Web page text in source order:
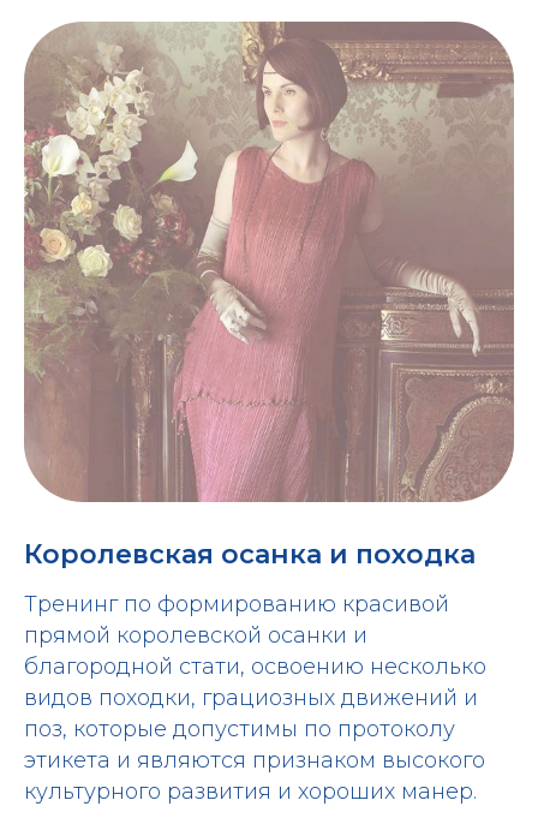
Королевская осанка и походка
Тренинг по формированию красивой
прямой королевской осанки и
благородной стати, освоению несколько
видов походки, грациозных движений и
поз, которые допустимы по протоколу
этикета и являются признаком высокого
культурного развития и хороших манер.